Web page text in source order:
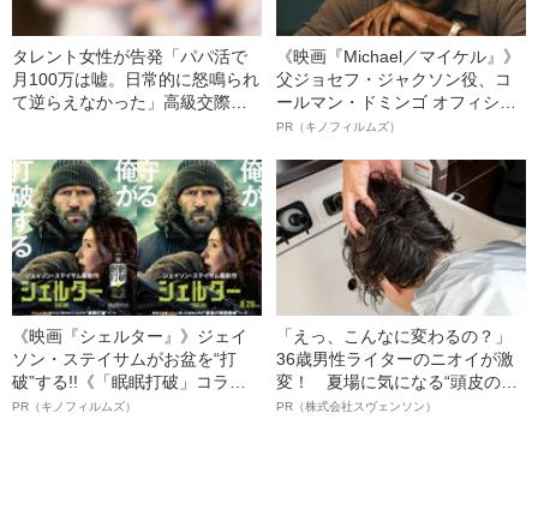
タレント女性が告発「パパ活で
月100万は嘘。日常的に怒鳴られ
て逆らえなかった」高級交際ク
《映画『Michael／マイケル』》
父ジョセフ・ジャクソン役、コ
ールマン・ドミンゴ オフィシャ
ルインタビュー“観客を魅了した
語る”《日本興収70億円突破》
PR（キノフィルムズ）
《映画『シェルター』》ジェイ
ソン・ステイサムがお盆を“打
破”する!!《「眠眠打破」コラ
ボ》
PR（キノフィルムズ）
「えっ、こんなに変わるの？」
36歳男性ライターのニオイが激
変！ 夏場に気になる“頭皮のニ
オイ”や“ベタつき”を解消す
PR（株式会社スヴェンソン）